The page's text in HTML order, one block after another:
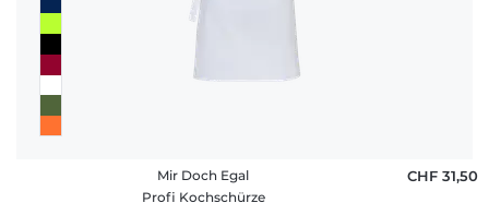
Mir Doch Egal
Profi Kochschürze
CHF 31,50